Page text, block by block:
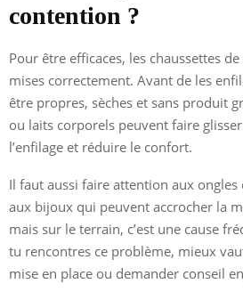
contention ?
Pour être efficaces, les chaussettes
mises correctement. Avant de les
être propres, sèches et sans produit
ou laits corporels peuvent faire
l’enfilage et réduire le confort.
Il faut aussi faire attention aux ongles
aux bijoux qui peuvent accrocher la
mais sur le terrain, c’est une cause
tu rencontres ce problème, mieux
mise en place ou demander conseil